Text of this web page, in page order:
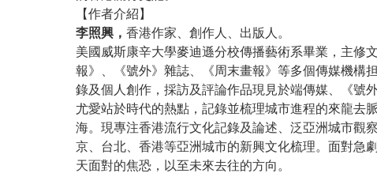
【作者介紹】
李照興， 香港作家、創作人、出版人。
美國威斯康辛大學麥迪遜分校傳播藝術系畢業，主修
報》、《號外》雜誌、《周末畫報》等多個傳媒機構
錄及個人創作，採訪及評論作品現見於端傳媒、《號
尤愛站於時代的熱點，記錄並梳理城市進程的來龍去
海。現專注香港流行文化記錄及論述、泛亞洲城市觀
京、台北、香港等亞洲城市的新興文化梳理。面對急
天面對的焦恐，以至未來去往的方向。